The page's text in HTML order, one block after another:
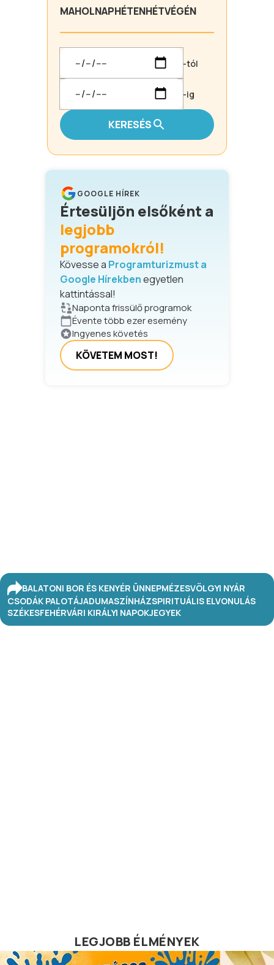
MAHOLNAPHÉTENHÉTVÉGÉN
-tól
-ig
KERESÉS
GOOGLE HÍREK
Értesüljön elsőként a
legjobb
programokról!
Kövesse a Programturizmust a
Google Hírekbenegyetlen
kattintással!
Naponta frissülő programok
Évente több ezer esemény
Ingyenes követés
KÖVETEM MOST!
BALATONI BOR ÉS KENYÉR ÜNNEPMÉZESVÖLGYI NYÁR
CSODÁK PALOTÁJADUMASZÍNHÁZSPIRITUÁLIS ELVONULÁS
SZÉKESFEHÉRVÁRI KIRÁLYI NAPOKJEGYEK
LEGJOBB ÉLMÉNYEK